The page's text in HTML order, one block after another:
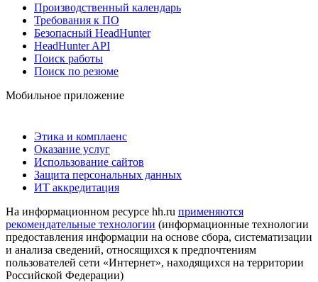
Производственный календарь
Требования к ПО
Безопасный HeadHunter
HeadHunter API
Поиск работы
Поиск по резюме
Мобильное приложение
Этика и комплаенс
Оказание услуг
Использование сайтов
Защита персональных данных
ИТ аккредитация
На информационном ресурсе hh.ru применяются
рекомендательные технологии (информационные технологии
предоставления информации на основе сбора, систематизации
и анализа сведений, относящихся к предпочтениям
пользователей сети «Интернет», находящихся на территории
Российской Федерации)